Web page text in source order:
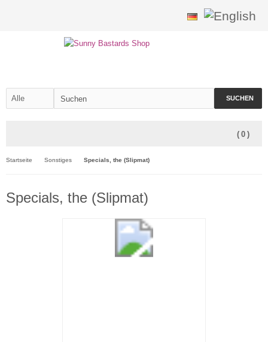
SUCHEN
( 0 )
Startseite Sonstiges Specials, the (Slipmat)
Specials, the (Slipmat)